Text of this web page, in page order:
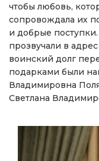
чтобы любовь,
сопровождала их
и добрые
прозвучали в
воинский долг
подарками были
Владимировна
Светлана